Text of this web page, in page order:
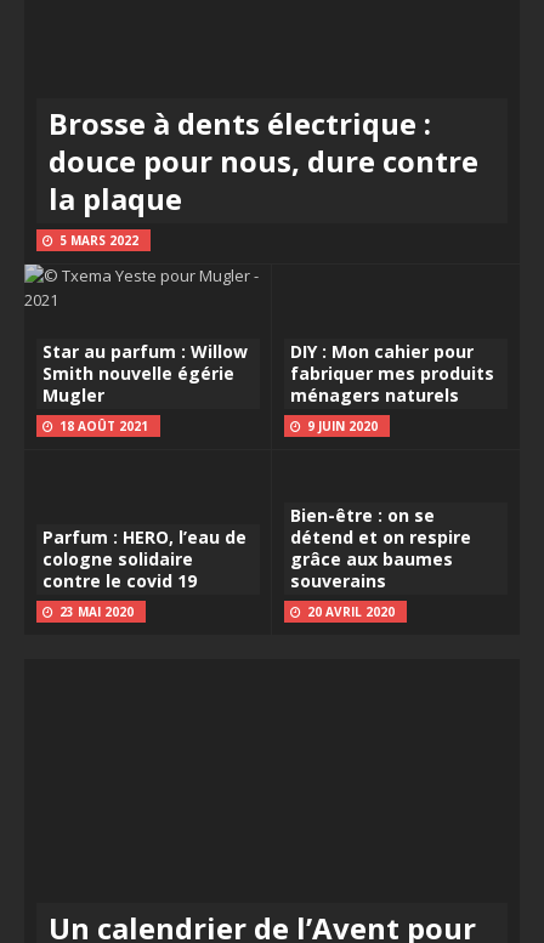
Brosse à dents électrique :
douce pour nous, dure contre
la plaque
5 MARS 2022
Star au parfum : Willow
Smith nouvelle égérie
Mugler
18 AOÛT 2021
DIY : Mon cahier pour
fabriquer mes produits
ménagers naturels
9 JUIN 2020
Parfum : HERO, l’eau de
cologne solidaire
contre le covid 19
23 MAI 2020
Bien-être : on se
détend et on respire
grâce aux baumes
souverains
20 AVRIL 2020
Un calendrier de l’Avent pour